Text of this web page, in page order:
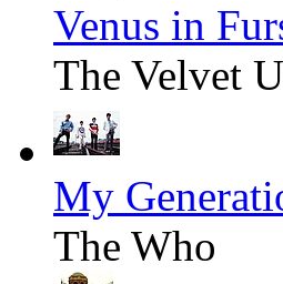
Venus in
The Velvet
My
The Who